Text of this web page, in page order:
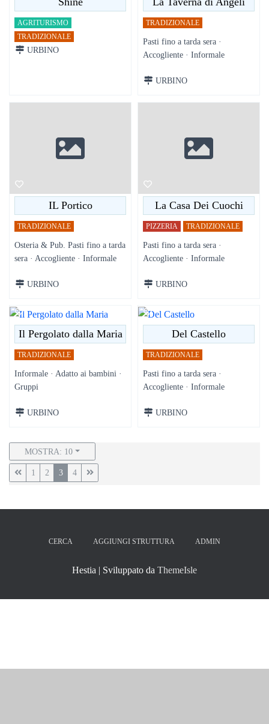
AGRITURISMO
TRADIZIONALE
URBINO
TRADIZIONALE
Pasti fino a tarda sera ·
Accogliente · Informale
URBINO
IL Portico
TRADIZIONALE
Osteria & Pub. Pasti fino a tarda
sera · Accogliente · Informale
URBINO
La Casa Dei Cuochi
PIZZERIA TRADIZIONALE
Pasti fino a tarda sera ·
Accogliente · Informale
URBINO
Il Pergolato dalla Maria
TRADIZIONALE
Informale · Adatto ai bambini ·
Gruppi
URBINO
Del Castello
TRADIZIONALE
Pasti fino a tarda sera ·
Accogliente · Informale
URBINO
MOSTRA: 10
1 2 3 4
CERCA AGGIUNGI STRUTTURA ADMIN
Hestia | Sviluppato da ThemeIsle